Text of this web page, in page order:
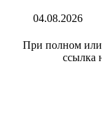
04.08.2026
При полном или
ссылка